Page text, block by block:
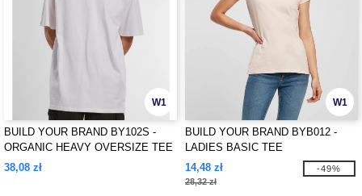
W1
BUILD YOUR BRAND BY102S -
ORGANIC HEAVY OVERSIZE TEE
38,08 zł
W1
BUILD YOUR BRAND BYB012 -
LADIES BASIC TEE
14,48 zł
28,32 zł
-49%